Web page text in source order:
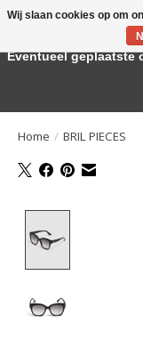
Large selection of
Home / BRIL PIECES
Wij slaan cookies op om
← Keer terug naar
Eventueel geplaatste